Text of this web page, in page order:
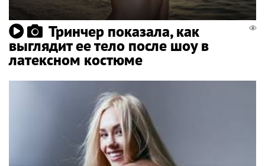
Тринчер показала, как
выглядит ее тело после шоу в
латексном костюме